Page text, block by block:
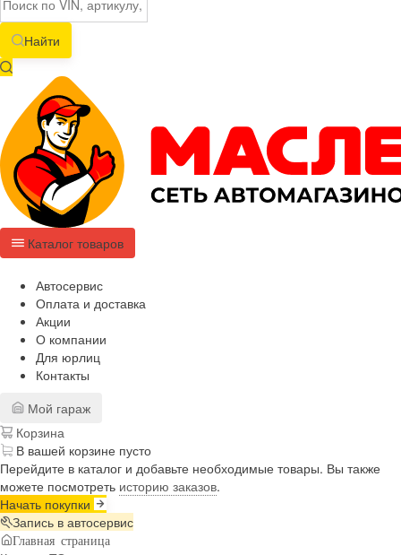
Найти
Каталог товаров
Автосервис
Оплата и доставка
Акции
О компании
Для юрлиц
Контакты
Мой гараж
Корзина
В вашей корзине пусто
Перейдите в каталог и добавьте необходимые товары. Вы также
можете посмотреть историю заказов.
Начать покупки
Запись в автосервис
Главная страница